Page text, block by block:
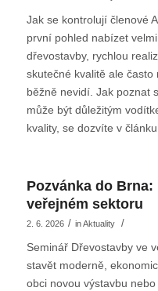
Jak se kontrolují členové
první pohled nabízet
dřevostavby, rychlou
skutečné kvalitě ale
běžně nevidí. Jak poznat
může být důležitým
kvality, se dozvíte v
Pozvánka do
veřejném sektoru
2. 6. 2026 / inAktuality /
Seminář Dřevostavby ve
stavět moderně,
obci novou výstavbu